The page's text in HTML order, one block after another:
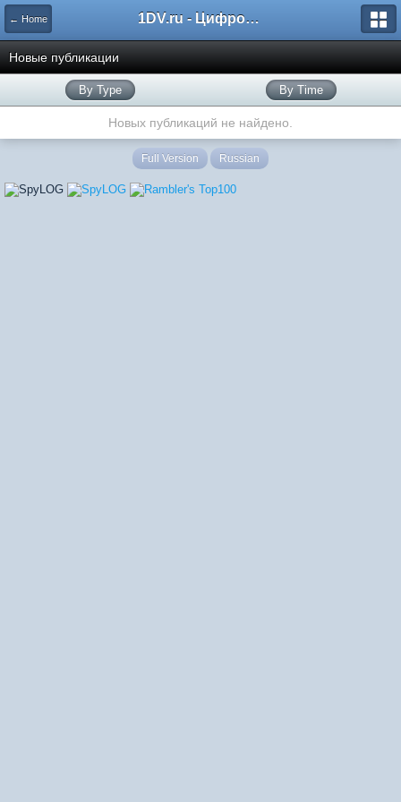
← Home 1DV.ru - Цифровое видео
Новые публикации
By Type By Time
Новых публикаций не найдено.
Full Version Russian